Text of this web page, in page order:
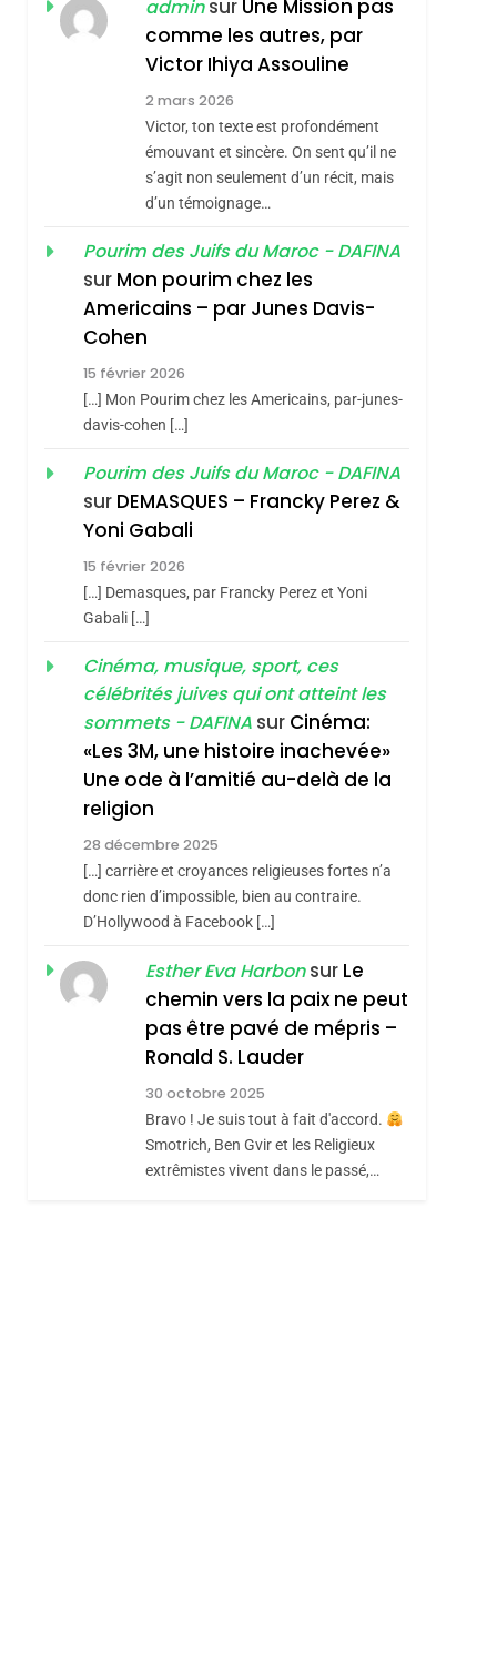
Maroc : Les Amandes
De Tafraout, Le Miel
De Tadla Azilal
Consacrés Produits
Du Terroir
DAFINA MAROC
Oeil Ravageur –
Vanessa De Loya
Stauber
CINEMA ISRAÉL
«Tu Dis Génocide, Je
Boy George
3
SOUVENIRS
4
Accords D’Isaac:
S’étendre À 13 Pays
2025, L’année La Plus
Meurtrière Selon Le
Rapport D’ADL
Contre
FRANCE ISRAÉL
6
RÉSILIENTE :
POURQUOI JE
REVENDIQUE MA
JUDAÏTE Par Thérèse
Zrihen-Dvir
ISRAÉL JUDAISME
CE QUI NOUS
MANQUE – Jacques
Hadida
JUDAISME
Maroc : Les Amandes
De Tafraout, Le Miel
De Tadla Azilal
Consacrés Produits
Du Terroir
DAFINA MAROC
adminsur Une Mission pas
comme les autres, par
Victor Ihiya Assouline
2 mars 2026
Victor, ton texte est profondément
émouvant et sincère. On sent qu’il ne
s’agit non seulement d’un récit, mais
d’un témoignage…
Pourim des Juifs du Maroc - DAFINA
sur Mon pourim chez les
Americains – par Junes Davis-
Cohen
15 février 2026
[…] Mon Pourim chez les Americains, par-junes-
davis-cohen […]
Pourim des Juifs du Maroc - DAFINA
sur DEMASQUES – Francky Perez &
Yoni Gabali
15 février 2026
[…] Demasques, par Francky Perez et Yoni
Gabali […]
Cinéma, musique, sport, ces
célébrités juives qui ont atteint les
sommets - DAFINA sur Cinéma:
«Les 3M, une histoire inachevée»
Une ode à l’amitié au-delà de la
religion
28 décembre 2025
[…] carrière et croyances religieuses fortes n’a
donc rien d’impossible, bien au contraire.
D’Hollywood à Facebook […]
Esther Eva Harbonsur Le
chemin vers la paix ne peut
pas être pavé de mépris –
Ronald S. Lauder
30 octobre 2025
Bravo ! Je suis tout à fait d'accord.
Smotrich, Ben Gvir et les Religieux
extrêmistes vivent dans le passé,…